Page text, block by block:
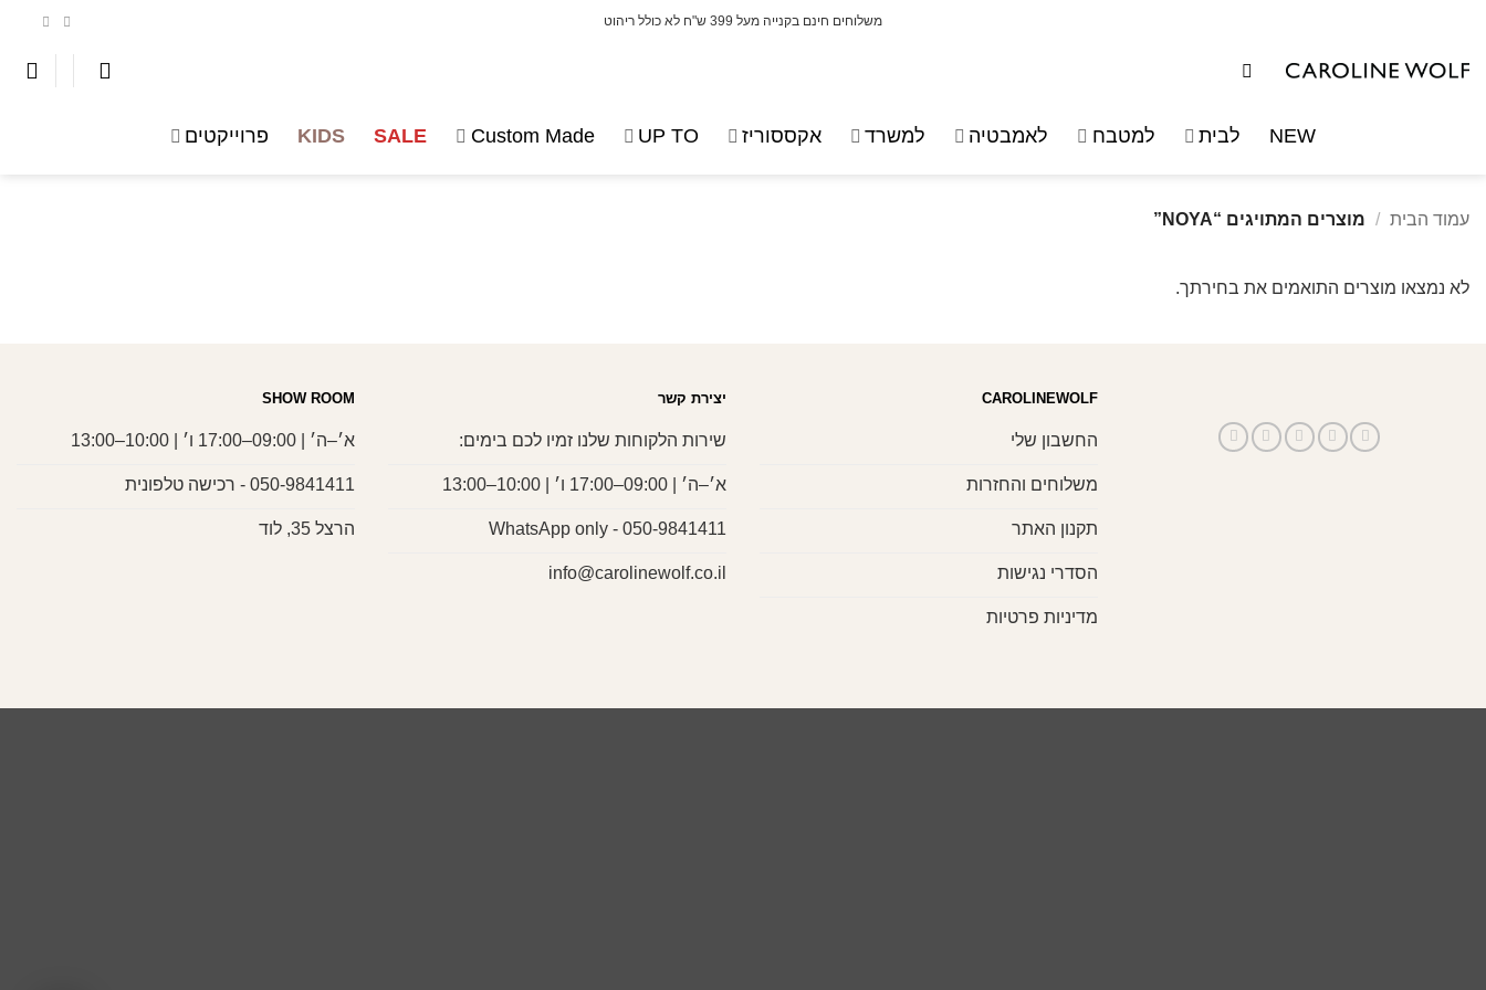
משלוחים חינם בקנייה מעל 399 ש"ח לא כולל ריהוט
NEW לבית למטבח לאמבטיה למשרד אקססוריז UP TO
Custom Made
SALE
KIDS פרוייקטים
עמוד הבית / מוצרים המתויגים “NOYA”
לא נמצאו מוצרים התואמים את בחירתך.
CAROLINEWOLF
החשבון שלי
משלוחים והחזרות
תקנון האתר
הסדרי נגישות
מדיניות פרטיות
יצירת קשר
שירות הלקוחות שלנו זמיו לכם בימים:
א׳–ה׳ | 09:00–17:00 ו׳ | 10:00–13:00
050-9841411 - WhatsApp only
info@carolinewolf.co.il
SHOW ROOM
א׳–ה׳ | 09:00–17:00 ו׳ | 10:00–13:00
050-9841411 - רכישה טלפונית
הרצל 35, לוד